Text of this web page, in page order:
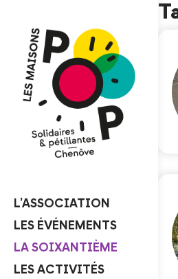
L’ASSOCIATION
LES ÉVÉNEMENTS
LA SOIXANTIÈME
LES ACTIVITÉS